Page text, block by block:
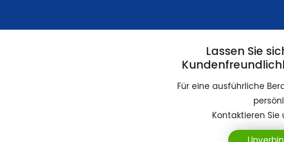
Lassen Sie
Für eine ausführliche
Kontaktieren